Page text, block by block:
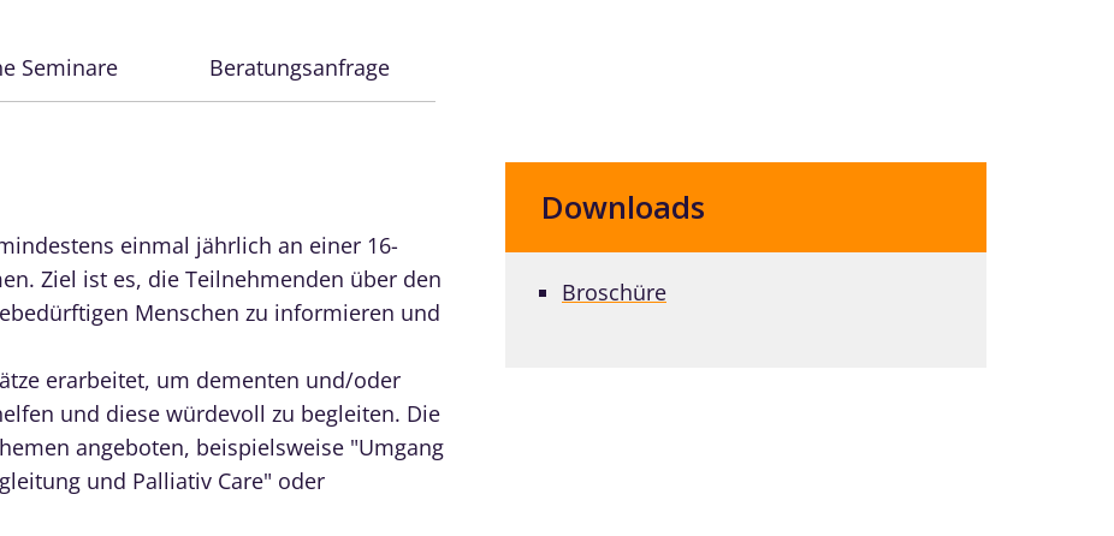
Seminare Beratungsanfrage
einmal jährlich an einer 16-
Ziel ist es, die Teilnehmenden über den
Menschen zu informieren und
erarbeitet, um dementen und/oder
und diese würdevoll zu begleiten. Die
angeboten, beispielsweise "Umgang
und Palliativ Care" oder
Downloads
Broschüre